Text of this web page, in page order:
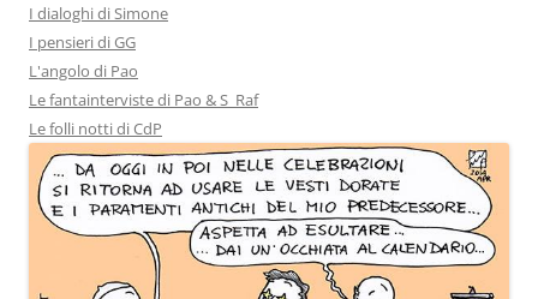
I dialoghi di Simone
I pensieri di GG
L'angolo di Pao
Le fantainterviste di Pao & S_Raf
Le folli notti di CdP